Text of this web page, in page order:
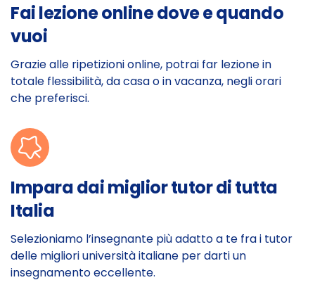
Fai lezione online dove e quando
vuoi
Grazie alle ripetizioni online, potrai far lezione in
totale flessibilità, da casa o in vacanza, negli orari
che preferisci.
Impara dai miglior tutor di tutta
Italia
Selezioniamo l’insegnante più adatto a te fra i tutor
delle migliori università italiane per darti un
insegnamento eccellente.